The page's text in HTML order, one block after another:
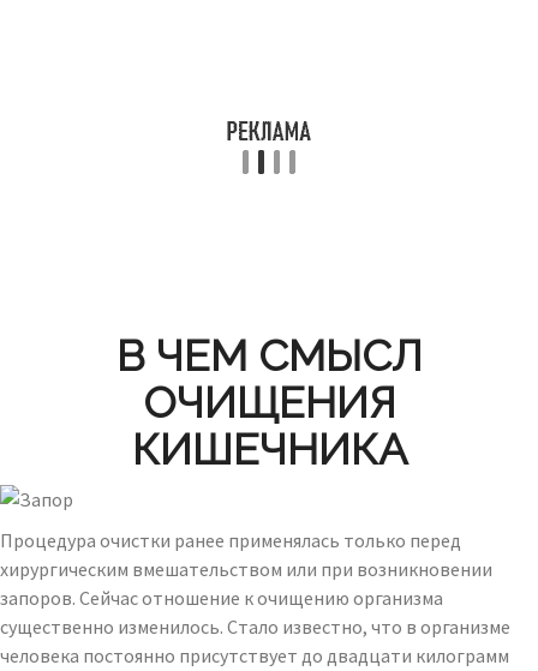
В ЧЕМ СМЫСЛ
ОЧИЩЕНИЯ
КИШЕЧНИКА
Процедура очистки ранее применялась только перед
хирургическим вмешательством или при возникновении
запоров. Сейчас отношение к очищению организма
существенно изменилось. Стало известно, что в организме
человека постоянно присутствует до двадцати килограмм